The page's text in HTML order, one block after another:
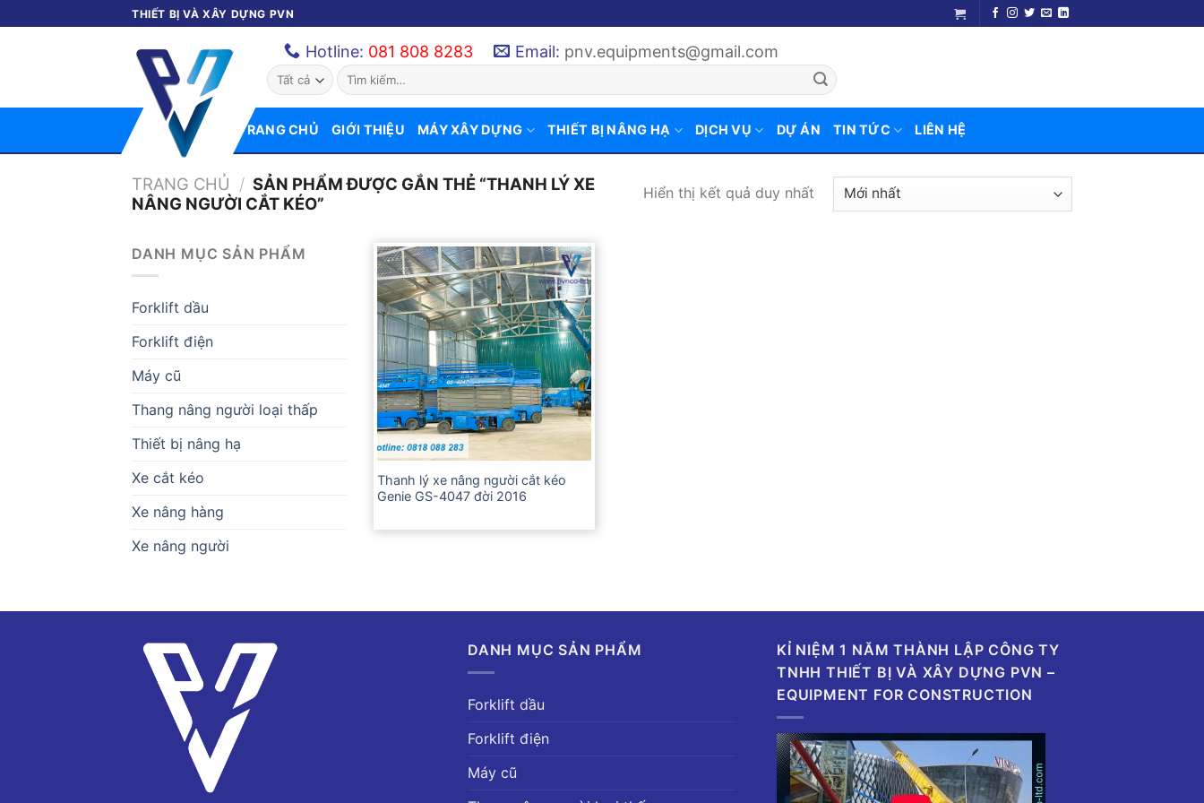
qua
THIẾT BỊ VÀ XÂY DỰNG PVN
Hotline: 081 808 8283 Email: pnv.equipments@gmail.com
Tìm
kiếm:
TRANG CHỦ GIỚI THIỆU MÁY XÂY DỰNG THIẾT BỊ NÂNG HẠ DỊCH VỤ DỰ ÁN TIN TỨC LIÊN HỆ
TRANG CHỦ / SẢN PHẨM ĐƯỢC GẮN THẺ “THANH LÝ XE
NÂNG NGƯỜI CẮT KÉO”
Hiển thị kết quả duy nhất
DANH MỤC SẢN PHẨM
Forklift dầu
Forklift điện
Máy cũ
Thang nâng người loại thấp
Thiết bị nâng hạ
Xe cắt kéo
Xe nâng hàng
Xe nâng người
Thanh lý xe nâng người cắt kéo
Genie GS-4047 đời 2016
DANH MỤC SẢN PHẨM
Forklift dầu
Forklift điện
Máy cũ
KỈ NIỆM 1 NĂM THÀNH LẬP CÔNG TY
TNHH THIẾT BỊ VÀ XÂY DỰNG PVN –
EQUIPMENT FOR CONSTRUCTION